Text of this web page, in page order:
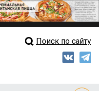
Свежий выпускПоиск по сайту